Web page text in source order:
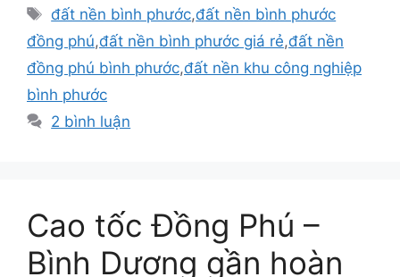
Thẻ
đất nền bình phước,đất nền bình phước
đồng phú,đất nền bình phước giá rẻ,đất nền
đồng phú bình phước,đất nền khu công nghiệp
bình phước
2 bình luận
Cao tốc Đồng Phú –
Bình Dương gần hoàn